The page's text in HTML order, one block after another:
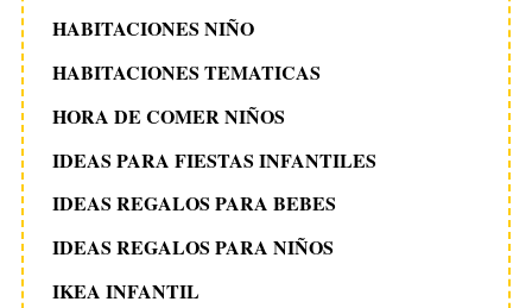
HABITACIONES NIÑO
HABITACIONES TEMATICAS
HORA DE COMER NIÑOS
IDEAS PARA FIESTAS INFANTILES
IDEAS REGALOS PARA BEBES
IDEAS REGALOS PARA NIÑOS
IKEA INFANTIL